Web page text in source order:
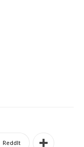
ReddIt